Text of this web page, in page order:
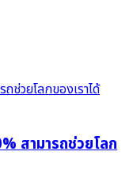
สามารถช่วยโลก